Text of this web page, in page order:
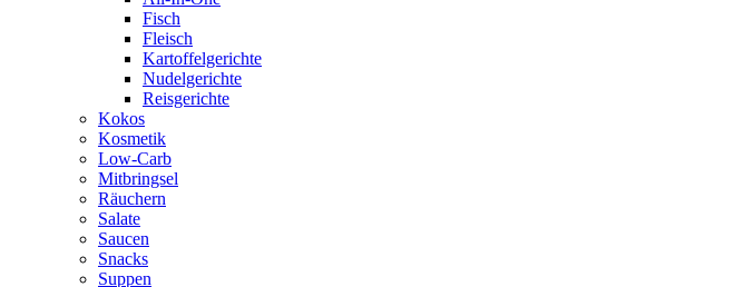
Fisch
Fleisch
Kartoffelgerichte
Nudelgerichte
Reisgerichte
Kokos
Kosmetik
Low-Carb
Mitbringsel
Räuchern
Salate
Saucen
Snacks
Suppen